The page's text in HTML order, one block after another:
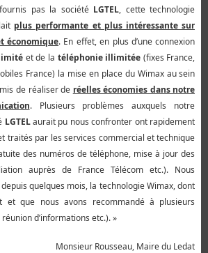
pas la société LGTEL, cette technologie
plus performante et plus intéressante sur
économique. En effet, en plus d’une connexion
et de la téléphonie illimitée (fixes France,
France) la mise en place du Wimax au sein
de réaliser de réelles économies dans notre
. Plusieurs problèmes auxquels notre
LGTELaurait pu nous confronter ont rapidement
traités par les services commercial et technique
des numéros de téléphone, mise à jour des
auprès de France Télécom etc.). Nous
quelques mois, la technologie Wimax, dont
et que nous avons recommandé à plusieurs
d’informations etc.). »
Monsieur Rousseau, Maire du Ledat